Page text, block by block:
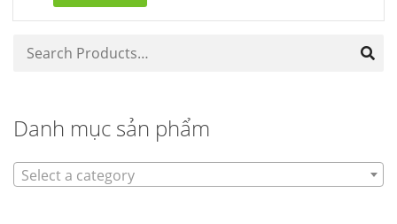
Danh mục sản phẩm
Select a category